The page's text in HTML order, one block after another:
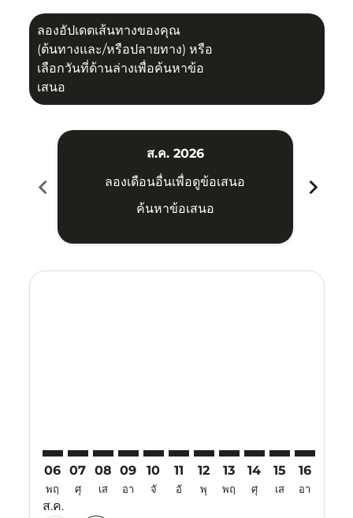
ลองอัปเดตเส้นทางของคุณ
(ต้นทางและ/หรือปลายทาง) หรือ
เลือกวันที่ด้านล่างเพื่อค้นหาข้อ
เสนอ
chevron_left
ส.ค. 2026
ลองเดือนอื่นเพื่อดูข้อเสนอ
ค้นหาข้อเสนอ
chevron_right
06
พฤ
ส.ค.
07
ศุ
08
เส
09
อา
10
จั
11
อั
12
พุ
13
พฤ
14
ศุ
15
เส
16
อา